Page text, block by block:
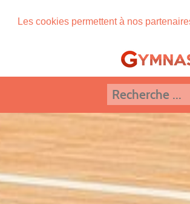
Les cookies permettent à nos